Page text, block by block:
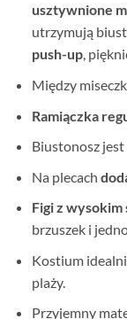
usztywnione
utrzymują
push-up,
Między
Ramiączka
Biustonosz jest
Na plecach
Figi z wysokim
brzuszek i
Kostium
plaży.
Przyjemny